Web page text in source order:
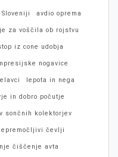
avdio oprema
za voščila ob rojstvu
iz cone udobja
nogavice
lepota in nega
in dobro počutje
sončnih kolektorjev
čevlji
čiščenje avta